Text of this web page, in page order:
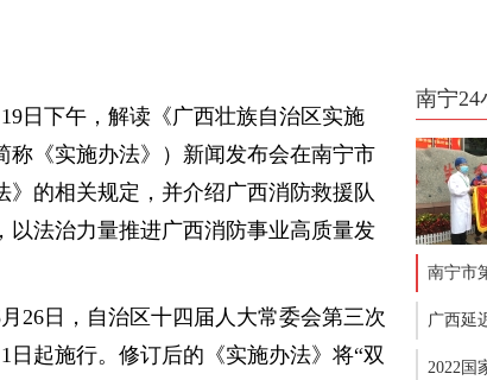
日下午，解读《广西壮族自治区实施
称《实施办法》）新闻发布会在南宁市
的相关规定，并介绍广西消防救援队
法治力量推进广西消防事业高质量发
26日，自治区十四届人大常委会第三次
起施行。修订后的《实施办法》将“双
南宁24
南宁市
广西延
2022国